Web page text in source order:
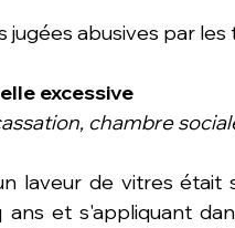
jugées abusives par les
excessive
chambre
laveur de vitres était
et s'appliquant